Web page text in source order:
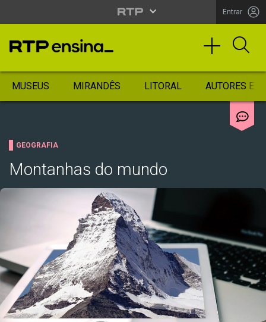
Entrar
MUSEUS MIRANDÊS LITORAL AUTORES
GEOGRAFIA
Montanhas do mundo